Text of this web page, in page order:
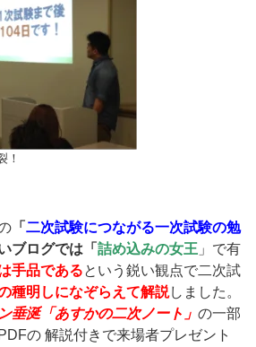
！
「 二次試験につながる一次試験の勉
ブログでは「 詰め込みの女王 」で有
手品であるという鋭い観点で二次試
種明しになぞらえて解説しました。
垂涎「あすかの二次ノート」 の一部
の 解説付きで来場者プレゼント